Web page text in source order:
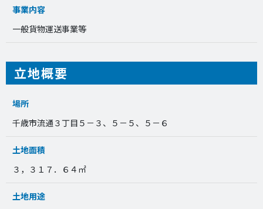
事業内容
一般貨物運送事業等
立地概要
場所
千歳市流通３丁目５－３、５－５、５－６
土地面積
３，３１７．６４㎡
土地用途